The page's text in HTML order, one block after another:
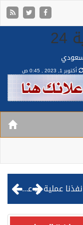
أكتوبر 1, 2023 , 0:45 ص
قيادة القوات المشتركة للتحالف: نفذنا عملية رد عسكري متناسبة لأهداف عسكرية مشروعة تابعة للمليشيا الحوثية الإرهابية في محافظة الحديدة
مصدر مسؤول بالهيئة العامة للنقل: استهداف السفينة السعودية NCC MASA خلال إبحارها في البحر الأحمر نتج عنه إصابة طفيفة في بدنها